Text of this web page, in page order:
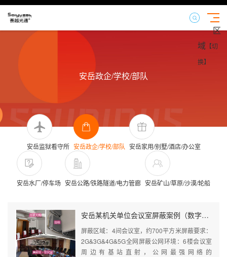
区
域 【切
换】
安岳政企/学校/部队
安岳监狱看守所 安岳政企/学校/部队 安岳家用/别墅/酒店/办公室
安岳水厂/停车场 安岳公路/铁路隧道/电力管廊 安岳矿山/草原/沙漠/轮船
安岳某机关单位会议室屏蔽案例（数字信令级）
屏蔽区域：4间会议室，约700平方米屏蔽要求：
2G&3G&4G&5G全网屏蔽公网环境：6楼会议室
周边有基站直射，公网最强网络的